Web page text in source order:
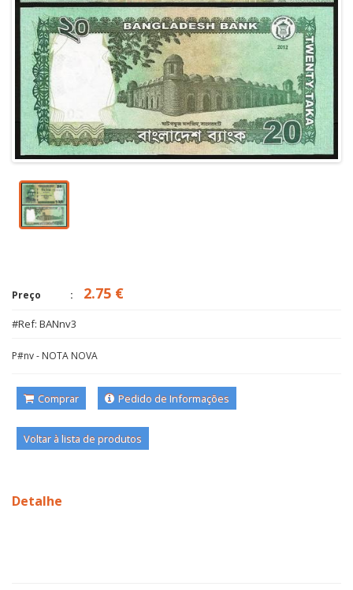
Preço 2.75 €
#Ref: BANnv3
P#nv - NOTA NOVA
Comprar Pedido de Informações
Voltar à lista de produtos
Detalhe